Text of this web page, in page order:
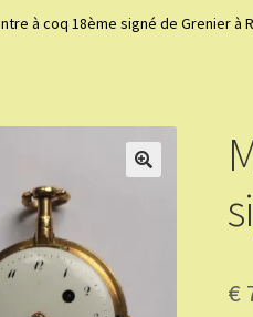
à coq 18ème signé de Grenier à
€